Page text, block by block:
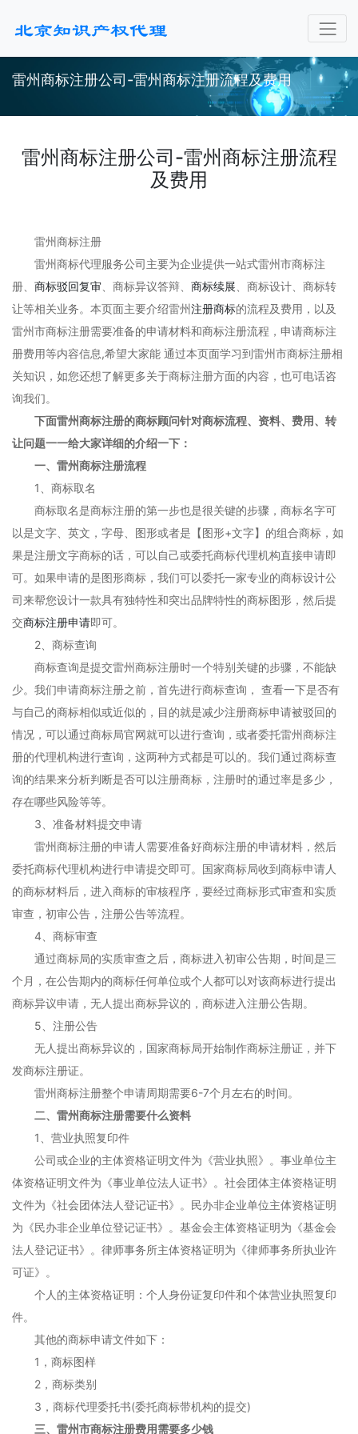
雷州商标注册公司-雷州商标注册流程及费用
雷州商标注册公司-雷州商标注册流程
及费用
雷州商标注册
雷州商标代理服务公司主要为企业提供一站式雷州市商标注
册、 商标驳回复审 、商标异议答辩、 商标续展 、商标设计、商标转
让等相关业务。本页面主要介绍雷州注册商标的流程及费用，以及
雷州市商标注册需要准备的申请材料和商标注册流程，申请商标注
册费用等内容信息,希望大家能 通过本页面学习到雷州市商标注册相
关知识，如您还想了解更多关于商标注册方面的内容，也可电话咨
询我们。
下面雷州商标注册的商标顾问针对商标流程、资料、费用、转
让问题一一给大家详细的介绍一下：
一、雷州商标注册流程
1、商标取名
商标取名是商标注册的第一步也是很关键的步骤，商标名字可
以是文字、英文，字母、图形或者是【图形+文字】的组合商标，如
果是注册文字商标的话，可以自己或委托商标代理机构直接申请即
可。如果申请的是图形商标，我们可以委托一家专业的商标设计公
司来帮您设计一款具有独特性和突出品牌特性的商标图形，然后提
交商标注册申请即可。
2、商标查询
商标查询是提交雷州商标注册时一个特别关键的步骤，不能缺
少。我们申请商标注册之前，首先进行商标查询， 查看一下是否有
与自己的商标相似或近似的，目的就是减少注册商标申请被驳回的
情况，可以通过商标局官网就可以进行查询，或者委托雷州商标注
册的代理机构进行查询，这两种方式都是可以的。我们通过商标查
询的结果来分析判断是否可以注册商标，注册时的通过率是多少，
存在哪些风险等等。
3、准备材料提交申请
雷州商标注册的申请人需要准备好商标注册的申请材料，然后
委托商标代理机构进行申请提交即可。国家商标局收到商标申请人
的商标材料后，进入商标的审核程序，要经过商标形式审查和实质
审查，初审公告，注册公告等流程。
4、商标审查
通过商标局的实质审查之后，商标进入初审公告期，时间是三
个月，在公告期内的商标任何单位或个人都可以对该商标进行提出
商标异议申请，无人提出商标异议的，商标进入注册公告期。
5、注册公告
无人提出商标异议的，国家商标局开始制作商标注册证，并下
发商标注册证。
雷州商标注册整个申请周期需要6-7个月左右的时间。
二、雷州商标注册需要什么资料
1、营业执照复印件
公司或企业的主体资格证明文件为《营业执照》。事业单位主
体资格证明文件为《事业单位法人证书》。社会团体主体资格证明
文件为《社会团体法人登记证书》。民办非企业单位主体资格证明
为《民办非企业单位登记证书》。基金会主体资格证明为《基金会
法人登记证书》。律师事务所主体资格证明为《律师事务所执业许
可证》。
个人的主体资格证明：个人身份证复印件和个体营业执照复印
件。
其他的商标申请文件如下：
1，商标图样
2，商标类别
3，商标代理委托书(委托商标带机构的提交)
三、雷州市商标注册费用需要多少钱